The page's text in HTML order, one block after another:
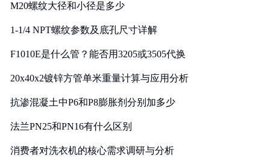
M20螺纹大径和小径是多少
1-1/4 NPT螺纹参数及底孔尺寸详解
F1010E是什么管？能否用3205或3505代换
20x40x2镀锌方管单米重量计算与应用分析
抗渗混凝土中P6和P8膨胀剂分别加多少
法兰PN25和PN16有什么区别
消费者对洗衣机的核心需求调研与分析